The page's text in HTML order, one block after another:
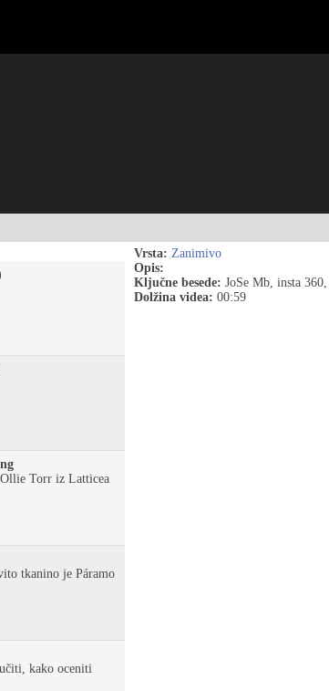
Torr iz Latticea
tkanino je Páramo
kako oceniti
Vrsta: Zanimivo
Opis:
Ključne besede: JoSe Mb, insta
Dolžina videa: 00:59